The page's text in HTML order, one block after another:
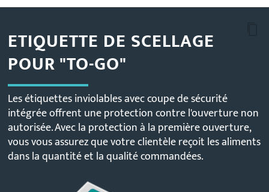
ETIQUETTE DE SCELLAGE
POUR "TO-GO"
Les étiquettes inviolables avec coupe de sécurité
intégrée offrent une protection contre l'ouverture non
autorisée. Avec la protection à la première ouverture,
vous vous assurez que votre clientèle reçoit les aliments
dans la quantité et la qualité commandées.